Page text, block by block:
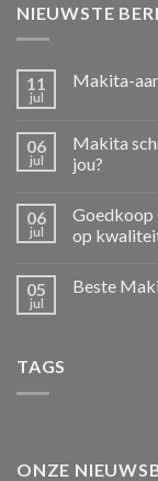
NIEUWSTE
11
jul
Makita-
06
jul
Makita
jou?
06
jul
Goedkoop
op
05
jul
Beste
TAGS
ONZE